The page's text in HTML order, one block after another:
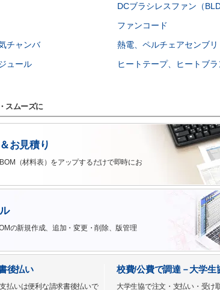
DCブラシレスファン（
ファンコード
チャンバ
熱電、ペルチェアセンブリ
ュール
ヒートテープ、ヒートブ
スムーズに
お見積り
（材料表）をアップするだけで即時にお
の新規作成、追加・変更・削除、版管理
後払い
払いは便利な請求書後払いで
校費/公費で調達－大学生
大学生協で注文・支払い・受け